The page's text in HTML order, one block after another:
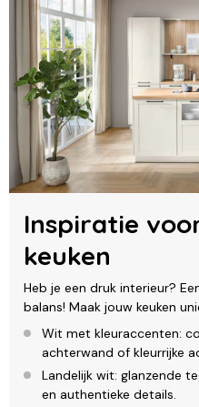
Inspiratie
keuken
Heb je een druk interieur?
balans! Maak jouw keuken
Wit met kleuraccenten:
achterwand of kleurrijke
Landelijk wit: glanzende
en authentieke details.